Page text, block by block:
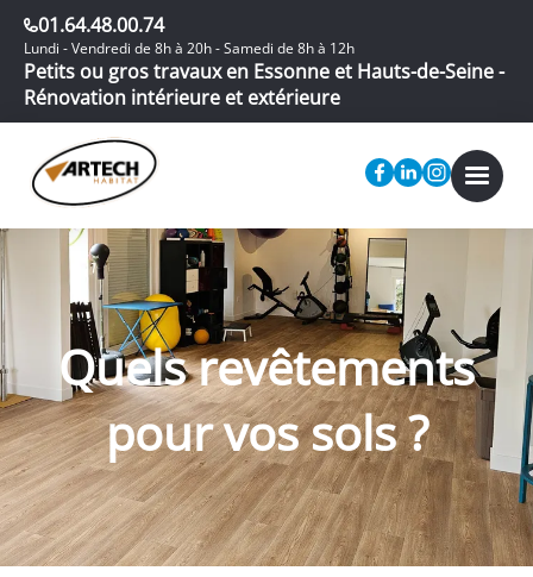
01.64.48.00.74
Lundi - Vendredi de 8h à 20h - Samedi de 8h à 12h
Petits ou gros travaux en Essonne et Hauts-de-Seine -
Rénovation intérieure et extérieure
Quels revêtements
pour vos sols ?